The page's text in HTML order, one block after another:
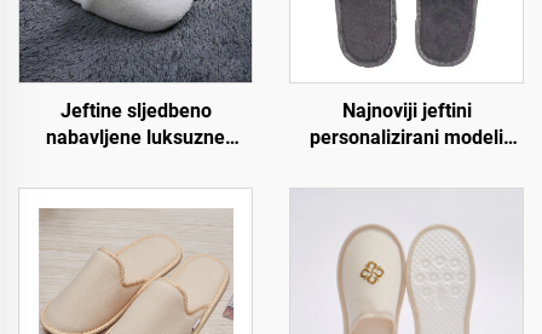
Jeftine sljedbeno
nabavljene luksuzne
spa, uniseks, jednokratne,
meke i udobne papuče za
hotelske sobe
Najnoviji jeftini
personalizirani modeli
zrakoplovstvo,
muškarce i žene,
sljedbeno nabavljanje
proizvođača
biorazgradivih papuča